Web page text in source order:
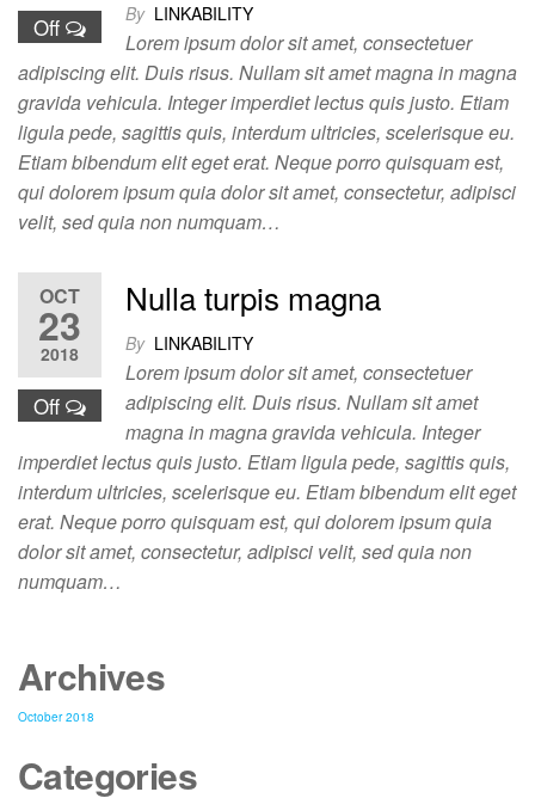
Off By LINKABILITY
Lorem ipsum dolor sit amet, consectetuer
adipiscing elit. Duis risus. Nullam sit amet magna in magna
gravida vehicula. Integer imperdiet lectus quis justo. Etiam
ligula pede, sagittis quis, interdum ultricies, scelerisque eu.
Etiam bibendum elit eget erat. Neque porro quisquam est,
qui dolorem ipsum quia dolor sit amet, consectetur, adipisci
velit, sed quia non numquam…
OCT
23
2018
Off
Nulla turpis magna
By LINKABILITY
Lorem ipsum dolor sit amet, consectetuer
adipiscing elit. Duis risus. Nullam sit amet
magna in magna gravida vehicula. Integer
imperdiet lectus quis justo. Etiam ligula pede, sagittis quis,
interdum ultricies, scelerisque eu. Etiam bibendum elit eget
erat. Neque porro quisquam est, qui dolorem ipsum quia
dolor sit amet, consectetur, adipisci velit, sed quia non
numquam…
Archives
October 2018
Categories